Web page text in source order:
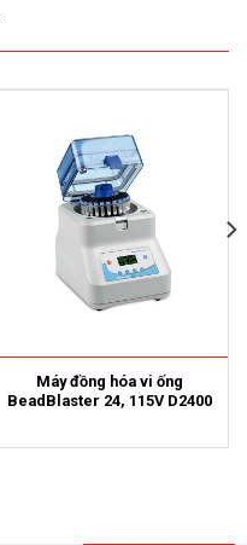
Máy đồng hóa vi ống
BeadBlaster 24, 115V D2400